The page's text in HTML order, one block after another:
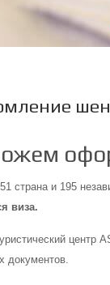
страна и 195
виза.
центр
документов.